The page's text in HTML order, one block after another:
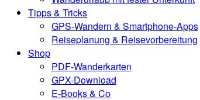
Tipps & Tricks
GPS-Wandern & Smartphone-Apps
Reiseplanung & Reisevorbereitung
Shop
PDF-Wanderkarten
GPX-Download
E-Books & Co